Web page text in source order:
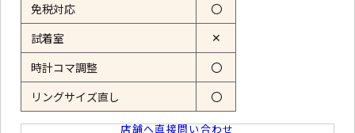
免税対応 〇
試着室 ✕
時計コマ調整 〇
リングサイズ直し 〇
店舗へ直接問い合わせ